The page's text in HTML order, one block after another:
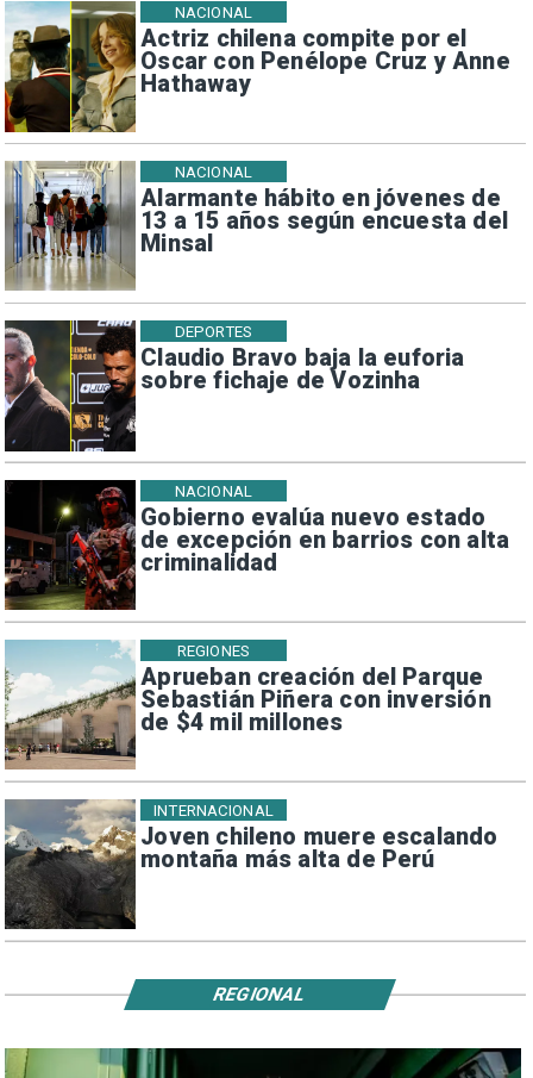
Actriz chilena compite por el
Oscar con Penélope Cruz y Anne
Hathaway
NACIONAL
Alarmante hábito en jóvenes de
13 a 15 años según encuesta del
Minsal
NACIONAL
Claudio Bravo baja la euforia
sobre fichaje de Vozinha
DEPORTES
Gobierno evalúa nuevo estado
de excepción en barrios con alta
criminalidad
NACIONAL
Aprueban creación del Parque
Sebastián Piñera con inversión
de $4 mil millones
REGIONES
Joven chileno muere escalando
montaña más alta de Perú
INTERNACIONAL
REGIONAL